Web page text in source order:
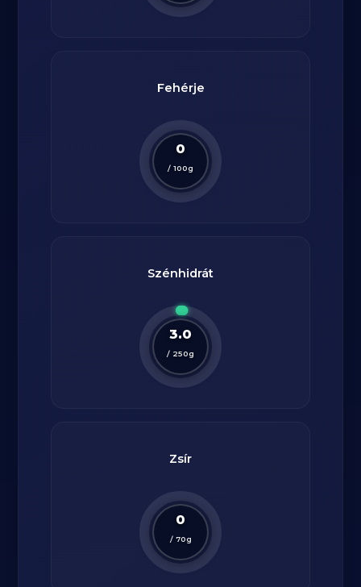
Fehérje
0
/ 100g
Szénhidrát
3.0
/ 250g
Zsír
0
/ 70g